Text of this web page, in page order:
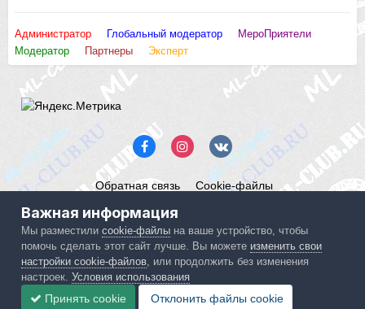
Администратор Глобальный модератор
МероПриятели
Модератор
Партнеры Эксперт
Обратная связь Cookie-файлы
Powered by Invision Community
Важная информация
Мы разместилиcookie-файлы на ваше устройство, чтобы
помочь сделать этот сайт лучше. Вы можете изменить свои
настройки cookie-файлов , или продолжить без изменения
настроек.Условия использования
Принять cookie Отклонить файлы сookie
IPS spam blocked by CleanTalk.